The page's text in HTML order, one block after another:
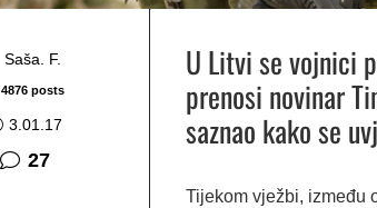
Saša. F.
4876 posts
3.01.17
27komentara
U Litvi se vojnici
prenosi novinar
saznao kako se
Tijekom vježbi, između